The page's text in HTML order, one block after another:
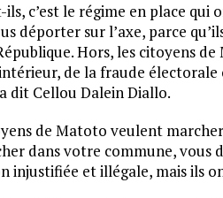
c’est le régime en place
déporter sur l’axe, parce
Hors, les citoyens
de la fraude
dit Cellou Dalein Diallo.
de Matoto veulent
dans votre commune, vous
injustifiée et illégale, mais ils